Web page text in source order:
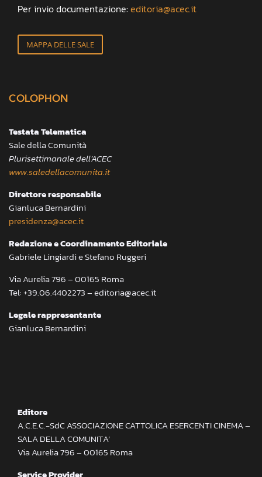
Per invio documentazione: editoria@acec.it
MAPPA DELLE SALE
COLOPHON
Testata Telematica
Sale della Comunità
Plurisettimanale dell’ACEC
www.saledellacomunita.it
Direttore responsabile
Gianluca Bernardini
presidenza@acec.it
Redazione e Coordinamento Editoriale
Gabriele Lingiardi e Stefano Ruggeri
Via Aurelia 796 – 00165 Roma
Tel: +39.06.4402273 – editoria@acec.it
Legale rappresentante
Gianluca Bernardini
Editore
A.C.E.C.-SdC ASSOCIAZIONE CATTOLICA ESERCENTI CINEMA –
SALA DELLA COMUNITA’
Via Aurelia 796 – 00165 Roma
Service Provider